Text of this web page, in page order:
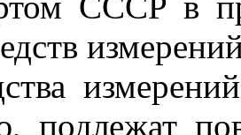
подлежат